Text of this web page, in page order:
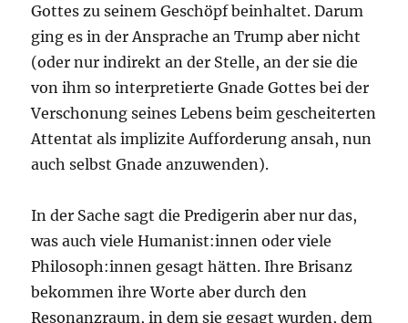
Gottes zu seinem Geschöpf beinhaltet. Darum
ging es in der Ansprache an Trump aber nicht
(oder nur indirekt an der Stelle, an der sie die
von ihm so interpretierte Gnade Gottes bei der
Verschonung seines Lebens beim gescheiterten
Attentat als implizite Aufforderung ansah, nun
auch selbst Gnade anzuwenden).
In der Sache sagt die Predigerin aber nur das,
was auch viele Humanist:innen oder viele
Philosoph:innen gesagt hätten. Ihre Brisanz
bekommen ihre Worte aber durch den
Resonanzraum, in dem sie gesagt wurden, dem